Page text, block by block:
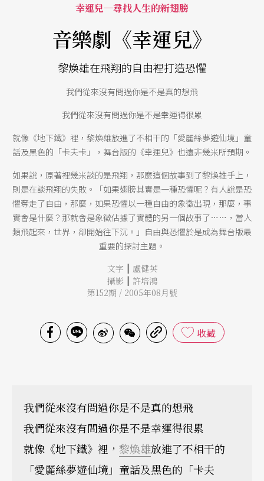
幸運兒─尋找人生的新翅膀
音樂劇《幸運兒》
黎煥雄在飛翔的自由裡打造恐懼
我們從來沒有問過你是不是真的想飛
我們從來沒有問過你是不是幸運得很累
就像《地下鐵》裡，黎煥雄放進了不相干的「愛麗絲夢遊仙境」童
話及黑色的「卡夫卡」，舞台版的《幸運兒》也遠非幾米所預期。
如果說，原著裡幾米談的是飛翔，那麼這個故事到了黎煥雄手上，
則是在談飛翔的失敗。「如果翅膀其實是一種恐懼呢？有人說是恐
懼奪走了自由，那麼，如果恐懼以一種自由的象徵出現，那麼，事
實會是什麼？那就會是象徵佔據了實體的另一個故事了……，當人
類飛起來，世界，卻開始往下沉。」自由與恐懼於是成為舞台版最
重要的探討主題。
文字 | 盧健英
攝影 | 許培鴻
第152期 / 2005年08月號
收藏
我們從來沒有問過你是不是真的想飛
我們從來沒有問過你是不是幸運得很累
就像《地下鐵》裡， 黎煥雄放進了不相干的
「愛麗絲夢遊仙境」童話及黑色的「卡夫